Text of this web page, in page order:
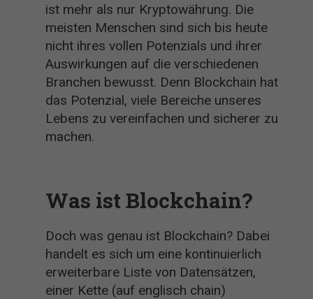
ist mehr als nur Kryptowährung. Die
meisten Menschen sind sich bis heute
nicht ihres vollen Potenzials und ihrer
Auswirkungen auf die verschiedenen
Branchen bewusst. Denn Blockchain hat
das Potenzial, viele Bereiche unseres
Lebens zu vereinfachen und sicherer zu
machen.
Was ist Blockchain?
Doch was genau ist Blockchain? Dabei
handelt es sich um eine kontinuierlich
erweiterbare Liste von Datensätzen,
einer Kette (auf englisch chain)